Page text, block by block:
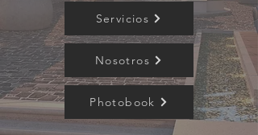
Servicios
Nosotros
Photobook